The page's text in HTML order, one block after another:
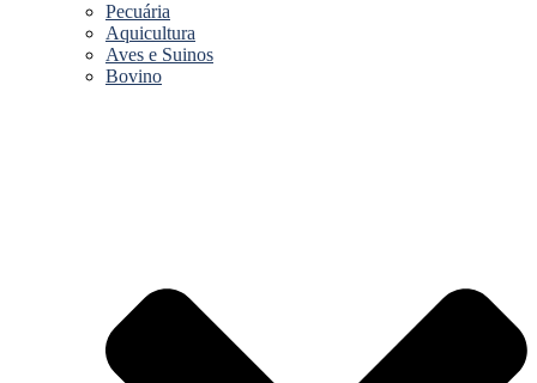
Pecuária
Aquicultura
Aves e Suinos
Bovino